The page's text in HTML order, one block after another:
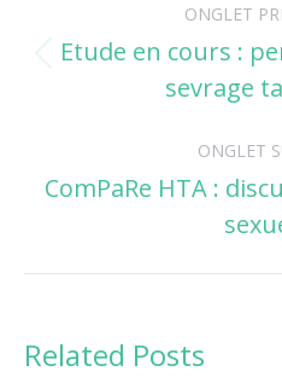
de
commentaire
ONGLET
Etude en cours :
sevrage
ONGLET
ComPaRe HTA :
Related Posts